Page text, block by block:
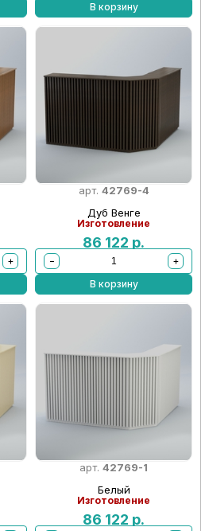
В корзину
+
арт. 42769-4
Дуб Венге
Изготовление
86 122 р.
−
+
В корзину
арт. 42769-1
Белый
Изготовление
86 122 р.